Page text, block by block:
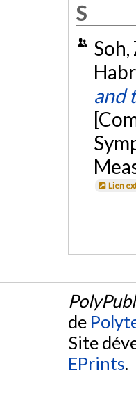
S
Soh,
and
Lien
de
Site
EPrints.